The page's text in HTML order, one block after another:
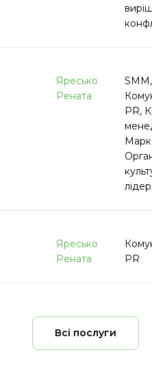
Яресько
Рената
SMM,
PR,
Яресько
Рената
PR
Всі послуги